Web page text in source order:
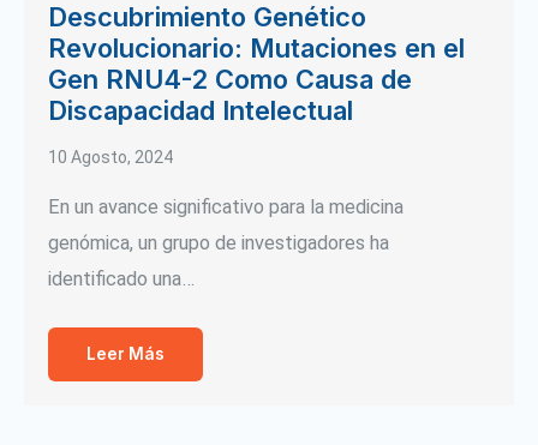
Descubrimiento Genético
Revolucionario: Mutaciones en el
Gen RNU4-2 Como Causa de
Discapacidad Intelectual
10 Agosto, 2024
En un avance significativo para la medicina
genómica, un grupo de investigadores ha
identificado una…
Leer Más